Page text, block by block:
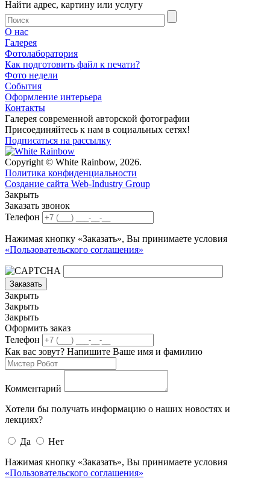
Найти адрес, картину или услугу
О нас
Галерея
Фотолаборатория
Как подготовить файл к печати?
Фото недели
События
Оформление интерьера
Контакты
Галерея современной авторской фотографии
Присоединяйтесь к нам в социальных сетях!
Подписаться на рассылку
Copyright © White Rainbow, 2026.
Политика конфиденциальности
Создание сайта Web-Industry Group
Закрыть
Заказать звонок
Телефон
Нажимая кнопку «Заказать», Вы принимаете условия
«Пользовательского соглашения»
Заказать
Закрыть
Закрыть
Закрыть
Оформить заказ
Телефон
Как вас зовут? Напишите Ваше имя и фамилию
Комментарий
Хотели бы получать информацию о наших новостях и
лекциях?
Да
Нет
Нажимая кнопку «Заказать», Вы принимаете условия
«Пользовательского соглашения»